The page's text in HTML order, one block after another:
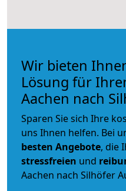
Wir bieten
Lösung für
Aachen nach
Sparen Sie sich Ihre
uns Ihnen helfen. Bei
besten Angebote, die
stressfreien und
Aachen nach Silhöfer